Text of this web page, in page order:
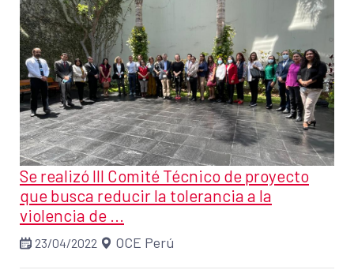
Se realizó III Comité Técnico de proyecto
que busca reducir la tolerancia a la
violencia de ...
23/04/2022 OCE Perú